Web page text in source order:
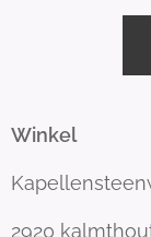
Winkel
2920